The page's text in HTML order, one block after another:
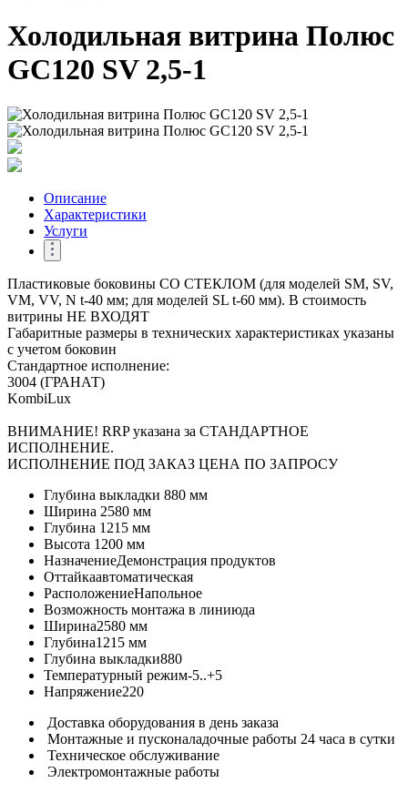
Холодильная витрина Полюс
GC120 SV 2,5-1
Описание
Характеристики
Услуги
Пластиковые боковины СО СТЕКЛОМ (для моделей SM, SV,
VM, VV, N t-40 мм; для моделей SL t-60 мм). В стоимость
витрины НЕ ВХОДЯТ
Габаритные размеры в технических характеристиках указаны
с учетом боковин
Стандартное исполнение:
3004 (ГРАНАТ)
KombiLux
ВНИМАНИЕ! RRP указана за СТАНДАРТНОЕ
ИСПОЛНЕНИЕ.
ИСПОЛНЕНИЕ ПОД ЗАКАЗ ЦЕНА ПО ЗАПРОСУ
Глубина выкладки 880 мм
Ширина 2580 мм
Глубина 1215 мм
Высота 1200 мм
НазначениеДемонстрация продуктов
Оттайкаавтоматическая
РасположениеНапольное
Возможность монтажа в линиюда
Ширина2580 мм
Глубина1215 мм
Глубина выкладки880
Температурный режим-5..+5
Напряжение220
Доставка оборудования в день заказа
Монтажные и пусконаладочные работы 24 часа в сутки
Техническое обслуживание
Электромонтажные работы